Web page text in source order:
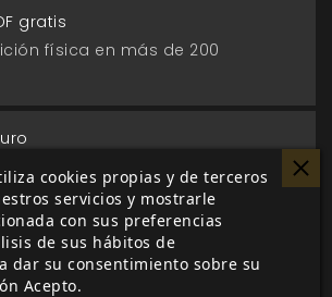
gratis
física en más de 200
Paypal, transferencia o tarjeta de
48h
nacionales.
cookies propias y de terceros
servicios y mostrarle
con sus preferencias
de sus hábitos de
dar su consentimiento sobre su
Acepto.